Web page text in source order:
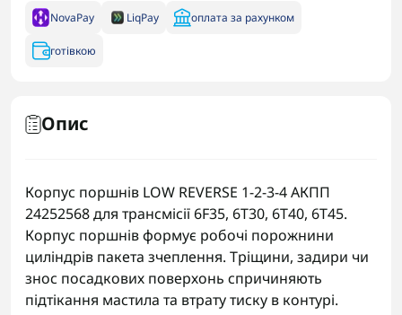
NovaPay LiqPay оплата за рахунком
готівкою
Опис
Корпус поршнів LOW REVERSE 1-2-3-4 АКПП
24252568 для трансмісії 6F35, 6T30, 6T40, 6T45.
Корпус поршнів формує робочі порожнини
циліндрів пакета зчеплення. Тріщини, задири чи
знос посадкових поверхонь спричиняють
підтікання мастила та втрату тиску в контурі.